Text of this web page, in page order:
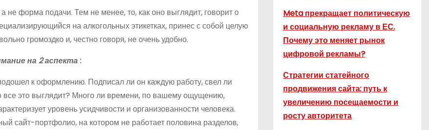
форма подачи. Тем не менее, то, как оно выглядит, говорит о
на алкогольных этикетках, принес с собой целую
громоздко и, честно говоря, не очень удобно.
на 2 аспекта:
к оформлению. Подписал ли он каждую работу, свел ли
это выглядит? Много ли времени, по вашему ощущению,
уровень усидчивости и организованности человека.
сайт-портфолио, на котором не работает половина разделов,
Meta прекращает политическую
и социальную рекламу в ЕС.
Почему это меняет рынок
цифровой рекламы?
Стратегии статейного
продвижения сайта: путь к
увеличению посещаемости и
росту авторитета